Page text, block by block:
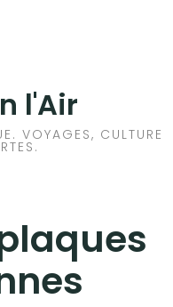
l'Air
VOYAGES, CULTURE